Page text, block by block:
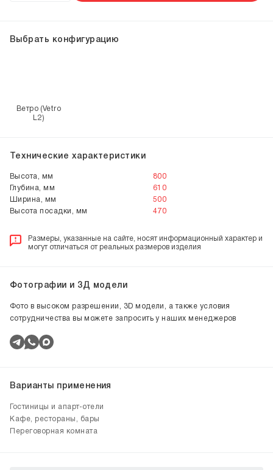
Выбрать конфигурацию
Ветро (Vetro
L2)
Технические характеристики
Высота, мм
800
Глубина, мм
610
Ширина, мм
500
Высота посадки, мм
470
Размеры, указанные на сайте, носят информационный характер и
могут отличаться от реальных размеров изделия
Фотографии и 3Д модели
Фото в высоком разрешении, 3D модели, а также условия
сотрудничества вы можете запросить у наших менеджеров
Варианты применения
Гостиницы и апарт-отели
Кафе, рестораны, бары
Переговорная комната